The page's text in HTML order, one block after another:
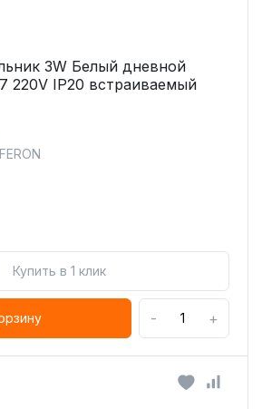
3W Белый дневной
220V IP20 встраиваемый
Купить в 1 клик
- +